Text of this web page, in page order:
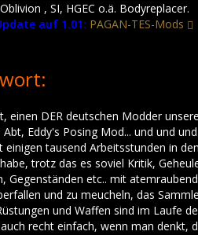
Oblivion , SI, HGEC o.ä. Bodyreplacer.
auf 1.01: PAGAN-TES-Mods
einen DER deutschen Modder
Eddy's Posing Mod... und und
einigen tausend Arbeitsstunden in
trotz das es soviel Kritik,
Gegenständen etc.. mit
und zu meucheln, das
und Waffen sind im Laufe
recht einfach, wenn man denkt,